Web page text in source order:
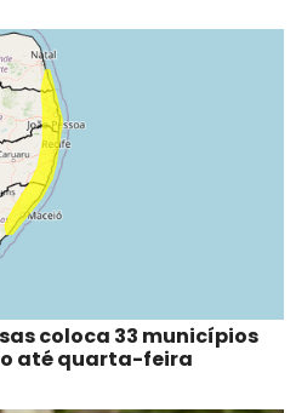
coloca 33 municípios
até quarta-feira